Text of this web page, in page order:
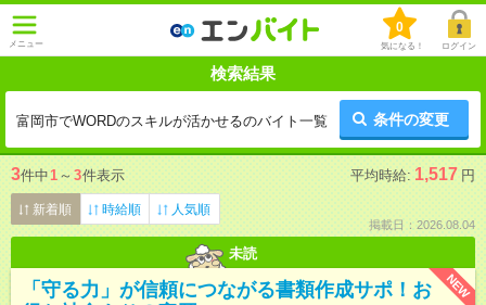
メニュー
0
気になる！ ログイン
検索結果
富岡市でWORDのスキルが活かせるのバイト一覧 条件の変更
3件中1 ～ 3件表示 平均時給: 1,517 円
新着順 時給順 人気順
掲載日：2026.08.04
未読
NEW
「守る力」が信頼につながる書類作成サポ！お